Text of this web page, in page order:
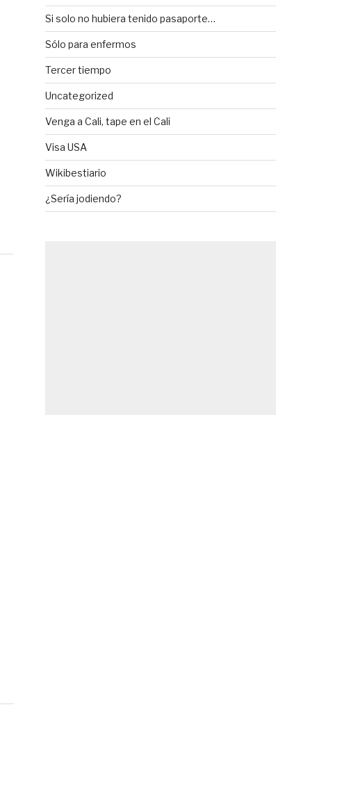
Si solo no hubiera tenido pasaporte…
Sólo para enfermos
Tercer tiempo
Uncategorized
Venga a Cali, tape en el Cali
Visa USA
Wikibestiario
¿Sería jodiendo?